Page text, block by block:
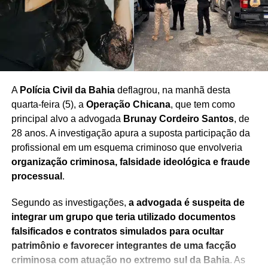
Redação Saiba+
TÓPICOS RELACIONADOS
PRÓXIMO
Ancelotti demonstra confiança antes de Brasil x
Japão
Irmã de Deolane faz desabafo nas redes sociais
A Polícia Civil da Bahiadeflagrou, na manhã desta
quarta-feira (5), a Operação Chicana, que tem como
principal alvo a advogada Brunay Cordeiro Santos, de
28 anos. A investigação apura a suposta participação da
profissional em um esquema criminoso que envolveria
organização criminosa, falsidade ideológica e fraude
processual .
Segundo as investigações, a advogada é suspeita de
integrar um grupo que teria utilizado documentos
falsificados e contratos simulados para ocultar
patrimônio e favorecer integrantes de uma facção
criminosa com atuação no extremo sul da Bahia. As